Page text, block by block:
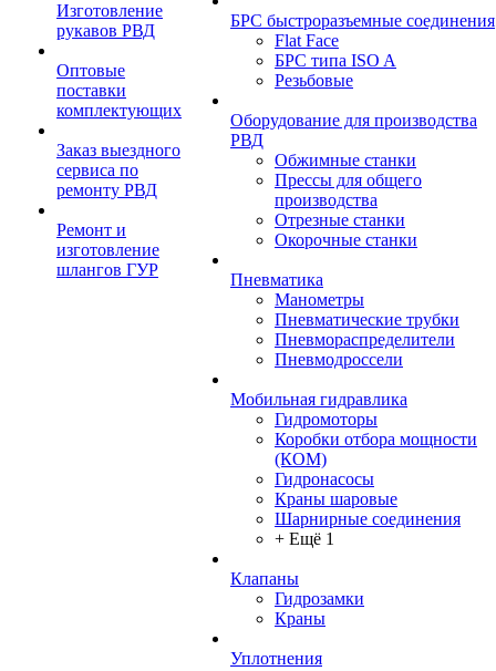
Изготовление
рукавов РВД
Оптовые
поставки
комплектующих
Заказ выездного
сервиса по
ремонту РВД
Ремонт и
изготовление
шлангов ГУР
БРС быстроразъемные соединения
Flat Face
БРС типа ISO A
Резьбовые
Оборудование для производства
РВД
Обжимные станки
Прессы для общего
производства
Отрезные станки
Окорочные станки
Пневматика
Манометры
Пневматические трубки
Пневмораспределители
Пневмодроссели
Мобильная гидравлика
Гидромоторы
Коробки отбора мощности
(КОМ)
Гидронасосы
Краны шаровые
Шарнирные соединения
+ Ещё 1
Клапаны
Гидрозамки
Краны
Уплотнения